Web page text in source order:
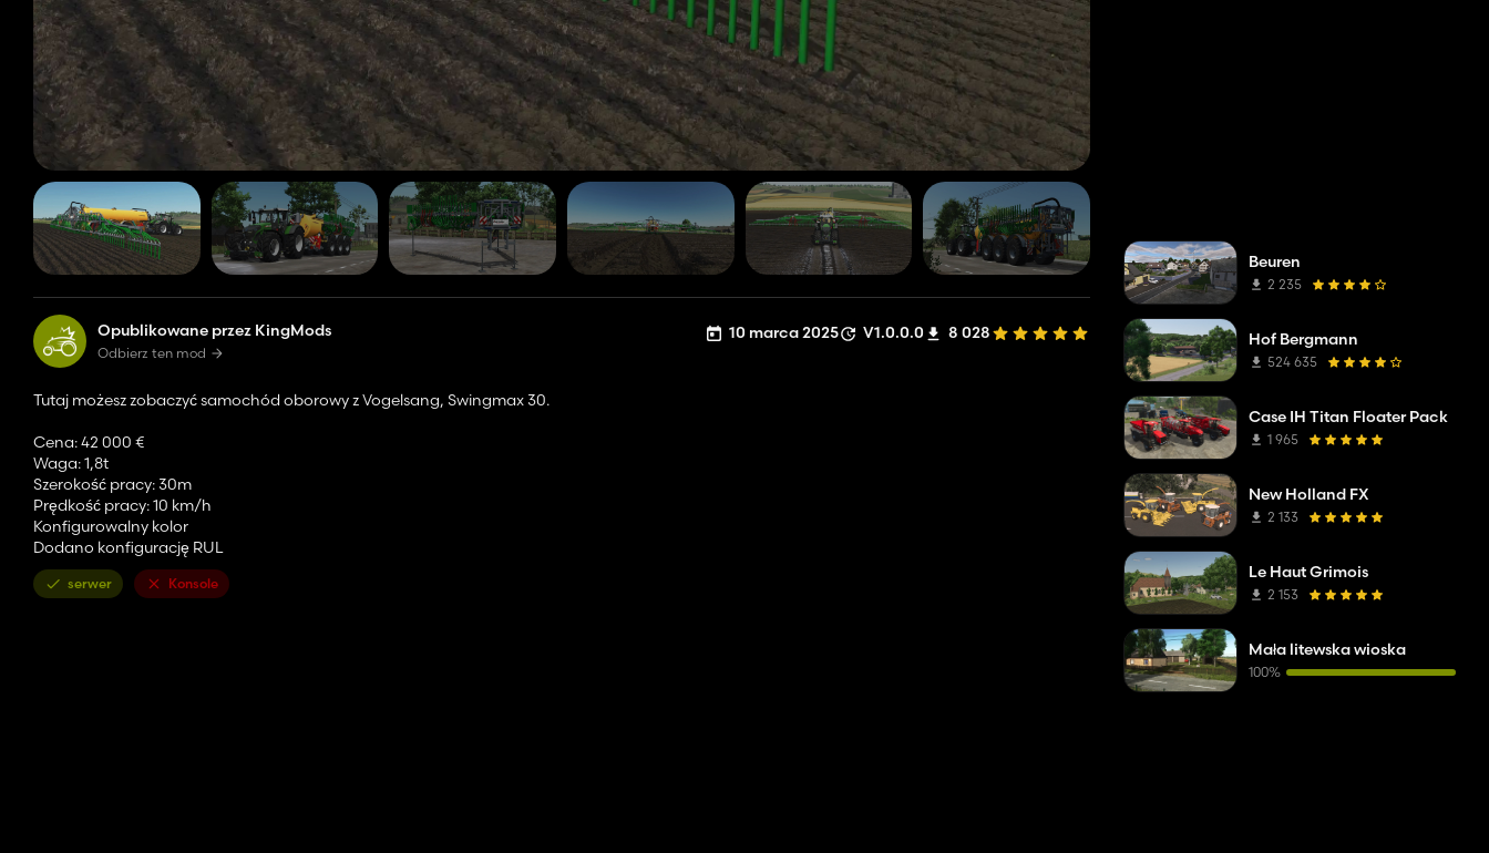
Opublikowane przez KingMods
Odbierz ten mod
10 marca 2025 V1.0.0.0 8 028
Tutaj możesz zobaczyć samochód oborowy z Vogelsang, Swingmax 30.
Cena: 42 000 €
Waga: 1,8t
Szerokość pracy: 30m
Prędkość pracy: 10 km/h
Konfigurowalny kolor
Dodano konfigurację RUL
serwer Konsole
Beuren
2 235
Hof Bergmann
524 635
Case IH Titan Floater Pack
1 965
New Holland FX
2 133
Le Haut Grimois
2 153
Mała litewska wioska
100%